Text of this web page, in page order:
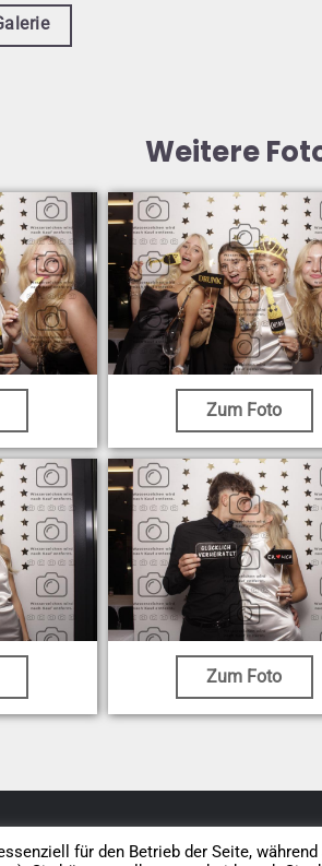
Weitere
Zum Foto
Zum Foto
Datenschutz AGB Impressum
für den Betrieb der Seite,